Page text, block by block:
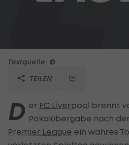
Textquelle: ©
TEILEN
D er FC Liverpool brennt
Pokalübergabe nach
Premier League ein wahres